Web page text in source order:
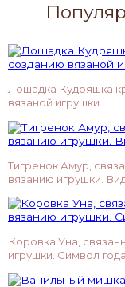
Лошадка Кудряшка
вязаной игрушки.
Тигренок Амур,
вязанию игрушки.
Коровка Уна,
игрушки. Символ года